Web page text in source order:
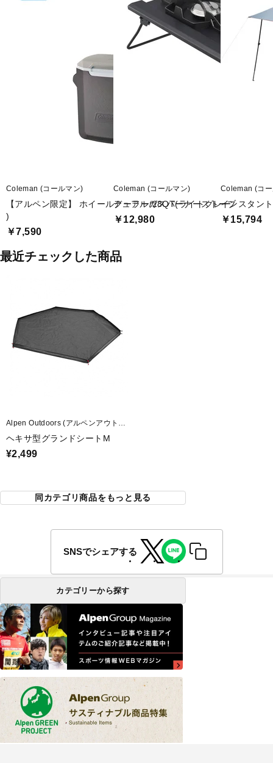
Coleman (コールマン)
【アルペン限定】 ホイールクーラー/28QT(ライトグレー
)
￥7,590
Coleman (コールマン)
デュアルガスバーナーストーブ
￥12,980
Coleman (コ
インスタン
￥15,794
最近チェックした商品
Alpen Outdoors (アルペンアウトド
アーズ)
ヘキサ型グランドシートM
¥2,499
同カテゴリ商品をもっと見る
SNSでシェアする
カテゴリーから探す